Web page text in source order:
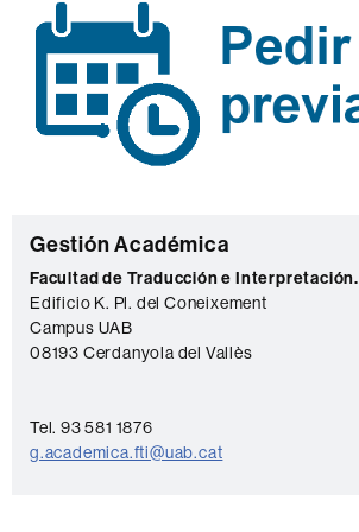
C
o
n
t
c
t
Gestión Académica
Facultad de Traducción e Interpretación.
Edificio K. Pl. del Coneixement
Campus UAB
08193 Cerdanyola del Vallès
Tel. 93 581 1876
g.academica.fti@uab.cat